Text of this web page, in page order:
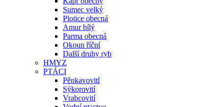
Sumec velký
Plotice obecná
Amur bílý
Parma obecná
Okoun říční
Další druhy ryb
HMYZ
PTÁCI
Pěnkavovití
Sýkorovití
Vrabcovití